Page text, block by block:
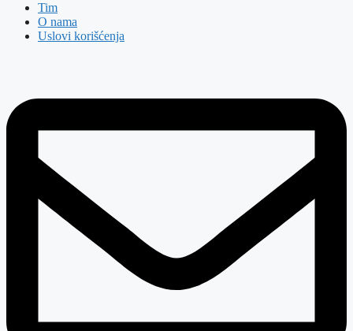
Tim
O nama
Uslovi korišćenja